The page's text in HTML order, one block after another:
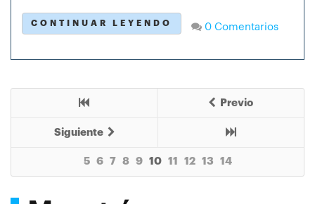
CONTINUAR LEYENDO 0 Comentarios
Previo
Siguiente
5 6 7 8 9 10 11 12 13 14